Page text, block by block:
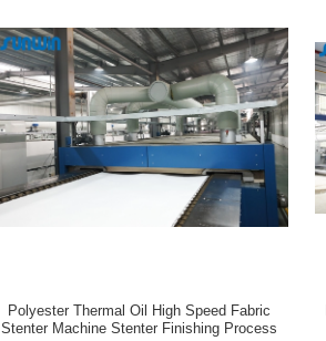
Polyester Thermal Oil High Speed ​​Fabric
Stenter Machine Stenter Finishing Process